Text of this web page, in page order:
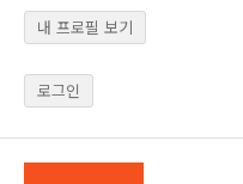
내 프로필 보기
로그인